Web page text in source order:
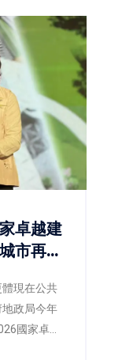
卓越建
市再獲
現在公共
政局今年
國家卓越